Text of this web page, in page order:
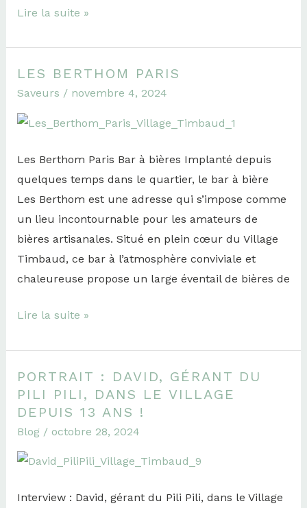
Lire la suite »
LES BERTHOM PARIS
Saveurs / novembre 4, 2024
Les Berthom Paris Bar à bières Implanté depuis
quelques temps dans le quartier, le bar à bière
Les Berthom est une adresse qui s’impose comme
un lieu incontournable pour les amateurs de
bières artisanales. Situé en plein cœur du Village
Timbaud, ce bar à l’atmosphère conviviale et
chaleureuse propose un large éventail de bières de
Les
Berthom
Paris
Lire la suite »
PORTRAIT : DAVID, GÉRANT DU
PILI PILI, DANS LE VILLAGE
DEPUIS 13 ANS !
Blog / octobre 28, 2024
Interview : David, gérant du Pili Pili, dans le Village
Portrait
:
David,
gérant
du
Pili,